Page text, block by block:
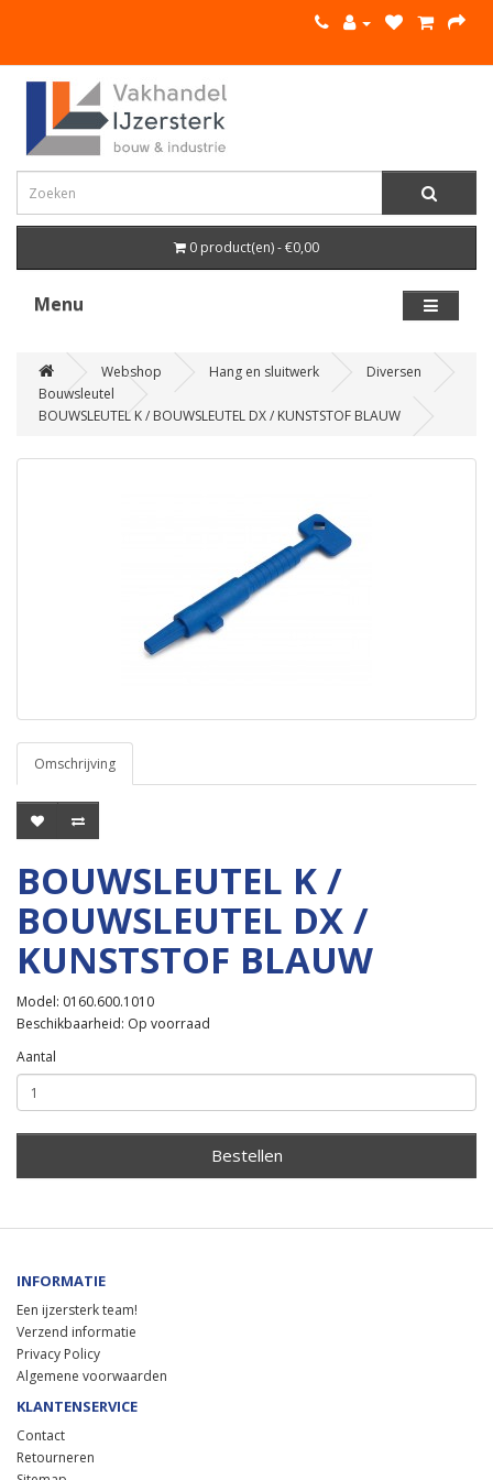
0 product(en) - €0,00
Menu
Webshop Hang en sluitwerk
Diversen
Bouwsleutel
BOUWSLEUTEL K / BOUWSLEUTEL DX / KUNSTSTOF BLAUW
Omschrijving
BOUWSLEUTEL K /
BOUWSLEUTEL DX /
KUNSTSTOF BLAUW
Model: 0160.600.1010
Beschikbaarheid: Op voorraad
Aantal
Bestellen
INFORMATIE
Een ijzersterk team!
Verzend informatie
Privacy Policy
Algemene voorwaarden
KLANTENSERVICE
Contact
Retourneren